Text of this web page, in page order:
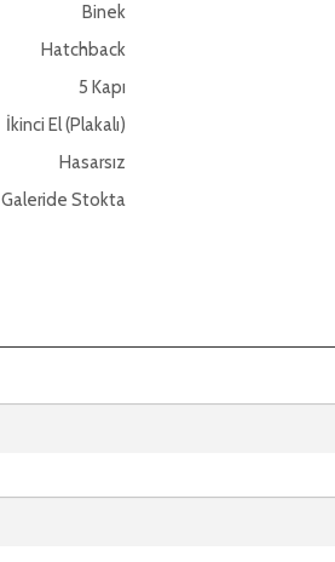
Binek
Hatchback
5 Kapı
İkinci El (Plakalı)
Hasarsız
Galeride Stokta